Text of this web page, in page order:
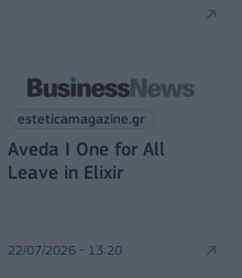
esteticamagazine.gr
Aveda I One for All
Leave in Elixir
22/07/2026 - 13:20